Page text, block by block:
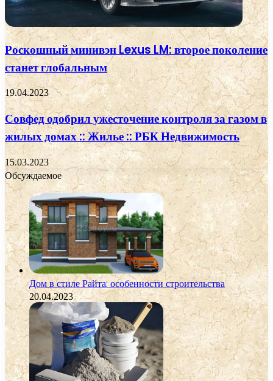
Роскошный минивэн Lexus LM: второе поколение
станет глобальным
19.04.2023
Совфед одобрил ужесточение контроля за газом в
жилых домах :: Жилье :: РБК Недвижимость
15.03.2023
Обсуждаемое
Дом в стиле Райта: особенности строительства
20.04.2023